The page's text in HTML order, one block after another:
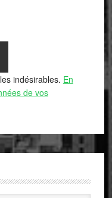
indésirables. En
de vos